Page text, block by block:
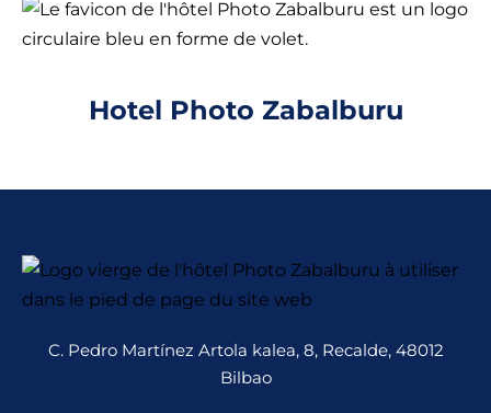
Hotel Photo Zabalburu
C. Pedro Martínez Artola kalea, 8, Recalde, 48012
Bilbao